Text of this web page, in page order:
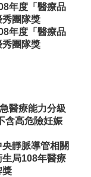
年度「醫療品
秀團隊獎
年度「醫療品
秀團隊獎
醫療能力分級
含高危險妊娠
靜脈導管相關
局108年醫療
獎